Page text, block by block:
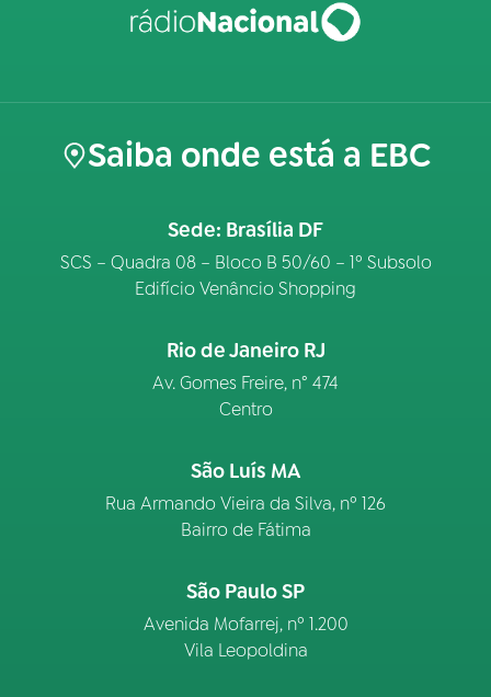
Saiba onde está a EBC
Sede: Brasília DF
SCS – Quadra 08 – Bloco B 50/60 – 1º Subsolo
Edifício Venâncio Shopping
Rio de Janeiro RJ
Av. Gomes Freire, n° 474
Centro
São Luís MA
Rua Armando Vieira da Silva, nº 126
Bairro de Fátima
São Paulo SP
Avenida Mofarrej, nº 1.200
Vila Leopoldina